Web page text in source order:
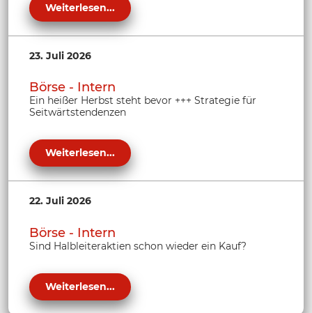
Weiterlesen...
23. Juli 2026
Börse - Intern
Ein heißer Herbst steht bevor +++ Strategie für
Seitwärtstendenzen
Weiterlesen...
22. Juli 2026
Börse - Intern
Sind Halbleiteraktien schon wieder ein Kauf?
Weiterlesen...